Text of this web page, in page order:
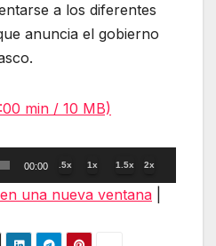
a los diferentes
anuncia el gobierno
min / 10 MB)
00:00 .5x 1x 1.5x 2x
una nueva ventana